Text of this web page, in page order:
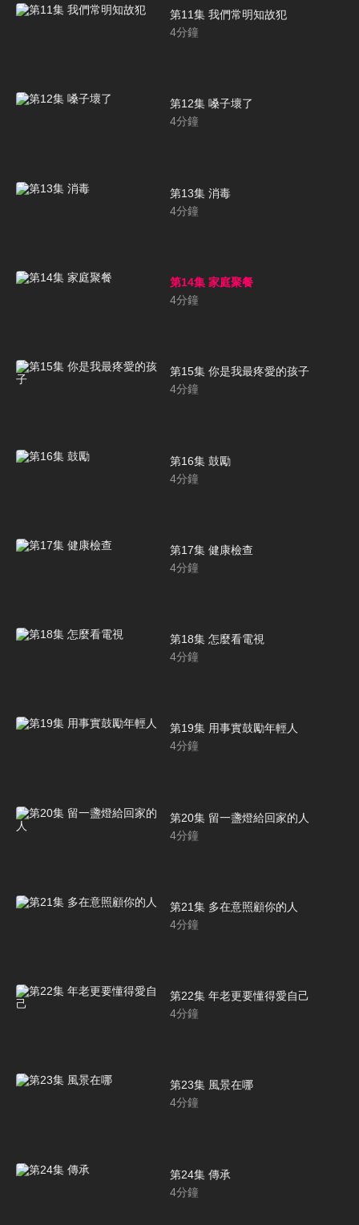
第11集 我們常明知故犯
4分鐘
第12集 嗓子壞了
4分鐘
第13集 消毒
4分鐘
第14集 家庭聚餐
4分鐘
第15集 你是我最疼愛的孩子
4分鐘
第16集 鼓勵
4分鐘
第17集 健康檢查
4分鐘
第18集 怎麼看電視
4分鐘
第19集 用事實鼓勵年輕人
4分鐘
第20集 留一盞燈給回家的人
4分鐘
第21集 多在意照顧你的人
4分鐘
第22集 年老更要懂得愛自己
4分鐘
第23集 風景在哪
4分鐘
第24集 傳承
4分鐘